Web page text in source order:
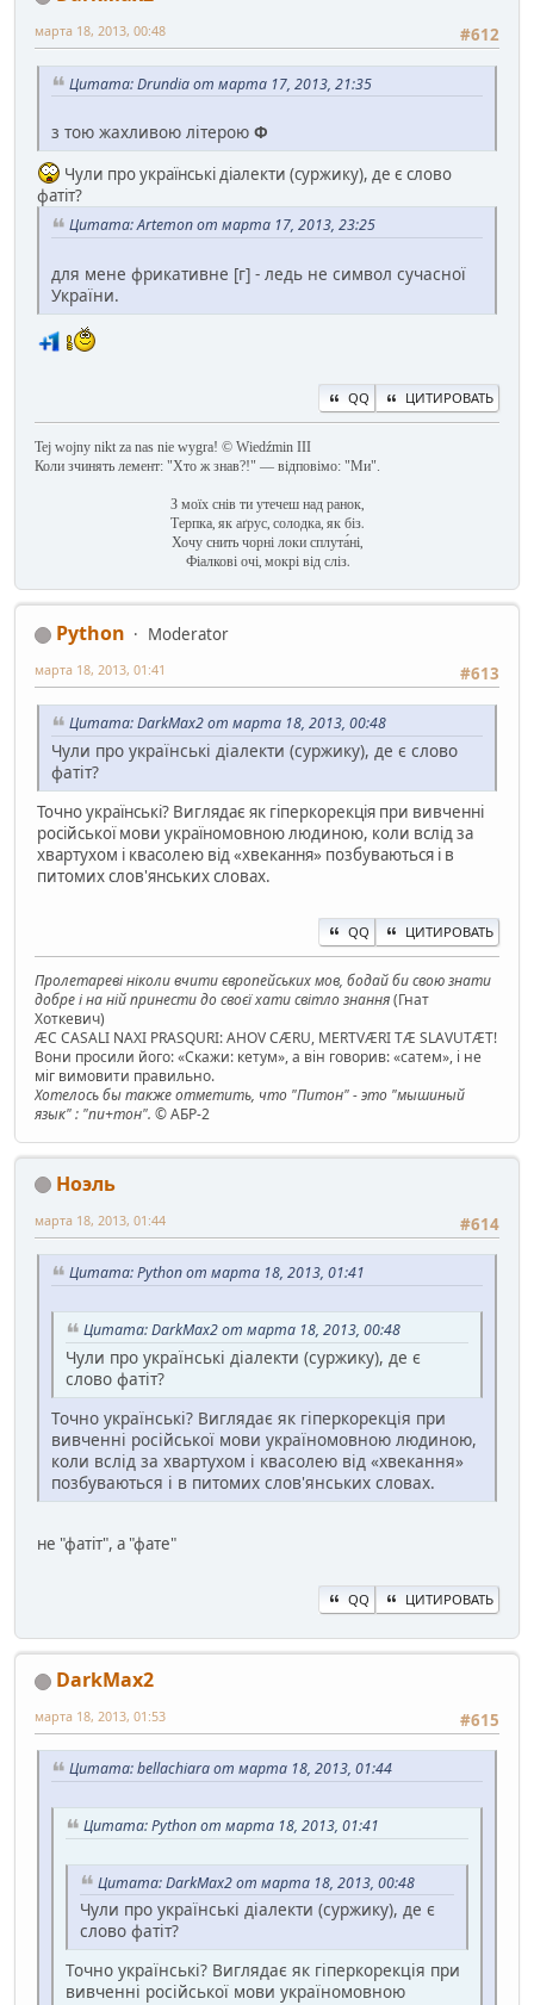
#612
марта 18, 2013, 00:48
Цитата: Drundia от марта 17, 2013, 21:35
з тою жахливою літерою Ф
Чули про українські діалекти (суржику), де є слово
фатіт?
Цитата: Artemon от марта 17, 2013, 23:25
для мене фрикативне [г] - ледь не символ сучасної
України.
QQ ЦИТИРОВАТЬ
Tej wojny nikt za nas nie wygra! © Wiedźmin III
Коли зчинять лемент: "Хто ж знав?!" — відповімо: "Ми".
З моїх снів ти утечеш над ранок,
Терпка, як аґрус, солодка, як біз.
Хочу снить чорні локи сплута́ні,
Фіалкові очі, мокрі від сліз.
Python
Moderator
#613
марта 18, 2013, 01:41
Цитата: DarkMax2 от марта 18, 2013, 00:48
Чули про українські діалекти (суржику), де є слово
фатіт?
Точно українські? Виглядає як гіперкорекція при вивченні
російської мови україномовною людиною, коли вслід за
хвартухом і квасолею від «хвекання» позбуваються і в
питомих слов'янських словах.
QQ ЦИТИРОВАТЬ
Пролетареві ніколи вчити європейських мов, бодай би свою знати
добре і на ній принести до своєї хати світло знання(Гнат
Хоткевич)
ÆC CASALI NAXI PRASQURI: AHOV CÆRU, MERTVÆRI TÆ SLAVUTÆT!
Вони просили його: «Скажи: кетум», а він говорив: «сатем», і не
міг вимовити правильно.
Хотелось бы также отметить, что "Питон" - это "мышиный
язык" : "пи+тон". © АБР-2
Ноэль
#614
марта 18, 2013, 01:44
Цитата: Python от марта 18, 2013, 01:41
Цитата: DarkMax2 от марта 18, 2013, 00:48
Чули про українські діалекти (суржику), де є
слово фатіт?
Точно українські? Виглядає як гіперкорекція при
вивченні російської мови україномовною людиною,
коли вслід за хвартухом і квасолею від «хвекання»
позбуваються і в питомих слов'янських словах.
не "фатіт", а "фате"
QQ ЦИТИРОВАТЬ
DarkMax2
#615
марта 18, 2013, 01:53
Цитата: bellachiara от марта 18, 2013, 01:44
Цитата: Python от марта 18, 2013, 01:41
Цитата: DarkMax2 от марта 18, 2013, 00:48
Чули про українські діалекти (суржику), де є
слово фатіт?
Точно українські? Виглядає як гіперкорекція при
вивченні російської мови україномовною